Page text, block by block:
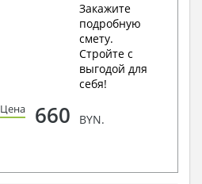
Закажите
подробную
смету.
Стройте с
выгодой для
себя!
Цена 660 BYN.